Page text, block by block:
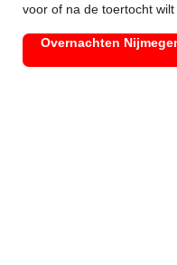
voor of na de toertocht
Overnachten